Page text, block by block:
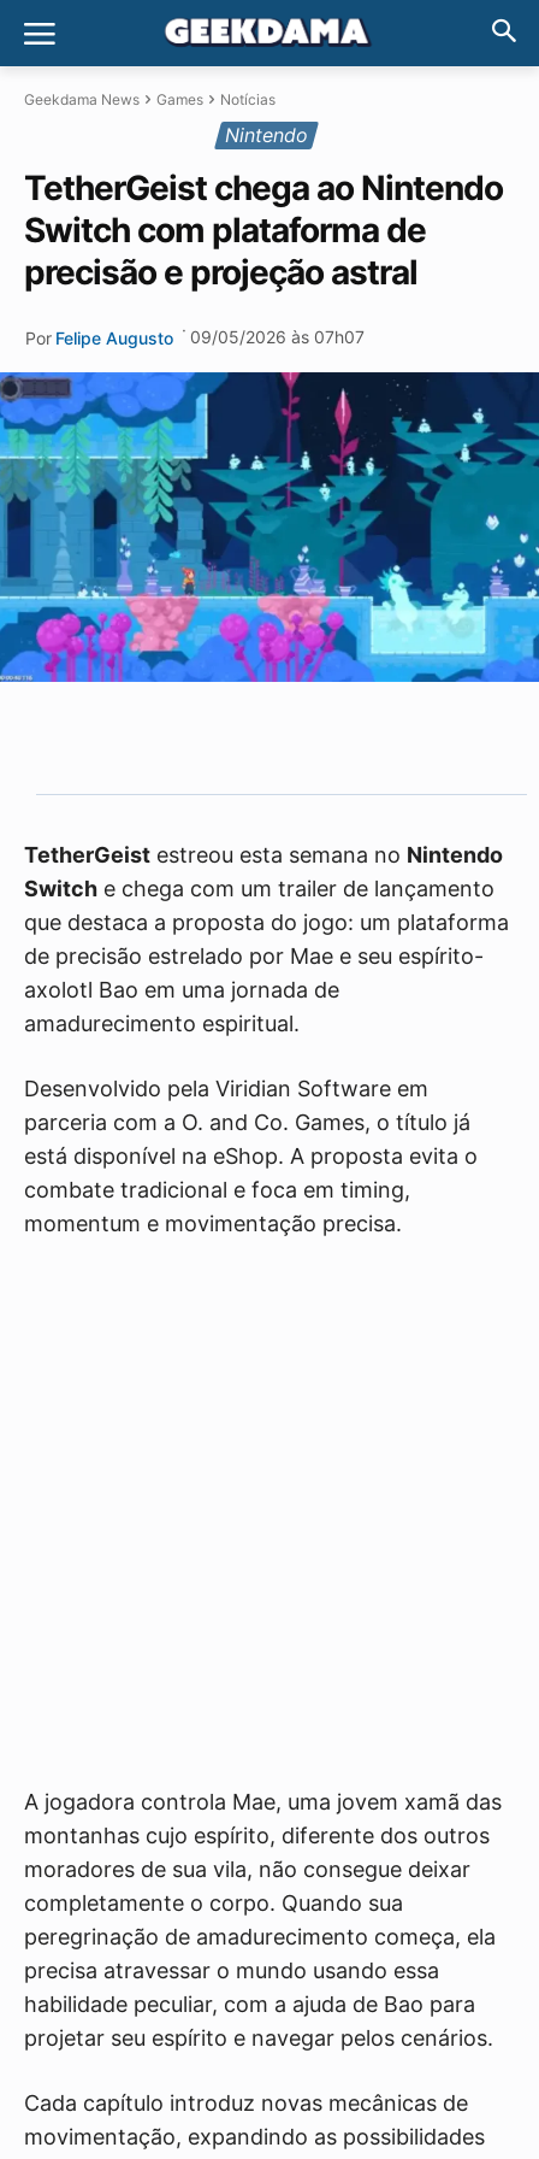
Geekdama News Games Notícias
Nintendo
TetherGeist chega ao Nintendo
Switch com plataforma de
precisão e projeção astral
Por Felipe Augusto · 09/05/2026 às 07h07
TetherGeist estreou esta semana no Nintendo
Switch e chega com um trailer de lançamento
que destaca a proposta do jogo: um plataforma
de precisão estrelado por Mae e seu espírito-
axolotl Bao em uma jornada de
amadurecimento espiritual.
Desenvolvido pela Viridian Software em
parceria com a O. and Co. Games, o título já
está disponível na eShop. A proposta evita o
combate tradicional e foca em timing,
momentum e movimentação precisa.
A jogadora controla Mae, uma jovem xamã das
montanhas cujo espírito, diferente dos outros
moradores de sua vila, não consegue deixar
completamente o corpo. Quando sua
peregrinação de amadurecimento começa, ela
precisa atravessar o mundo usando essa
habilidade peculiar, com a ajuda de Bao para
projetar seu espírito e navegar pelos cenários.
Cada capítulo introduz novas mecânicas de
movimentação, expandindo as possibilidades